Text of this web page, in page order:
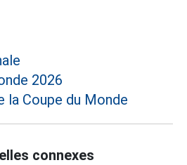
2026
la Coupe du Monde
connexes